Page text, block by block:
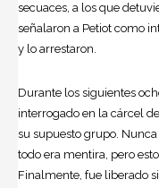
secuaces, a los que
señalaron a Petiot como
y lo arrestaron.
Durante los siguientes
interrogado en la cárcel
su supuesto grupo.
todo era mentira, pero
Finalmente, fue liberado